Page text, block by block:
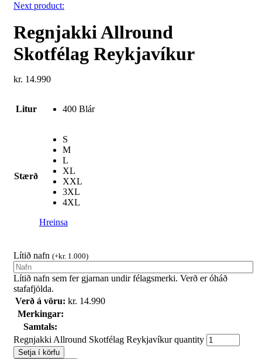
Next product:
Regnjakki Allround
Skotfélag Reykjavíkur
kr. 14.990
Litur 400 Blár
Stærð
S
M
L
XL
XXL
3XL
4XL
Hreinsa
Lítið nafn (+kr. 1.000)
Lítið nafn sem fer gjarnan undir félagsmerki. Verð er óháð
stafafjölda.
Verð á vöru: kr. 14.990
Merkingar:
Samtals:
Regnjakki Allround Skotfélag Reykjavíkur quantity
Setja í körfu